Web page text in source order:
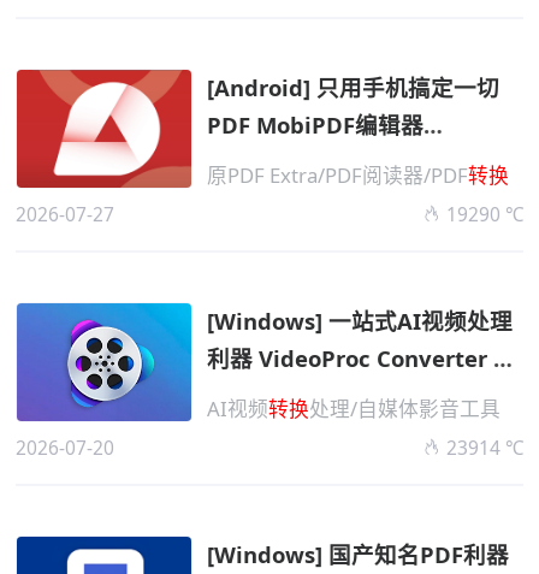
[Android] 只用手机搞定一切
PDF MobiPDF编辑器
v11.16.270612 高级版
原PDF Extra/PDF阅读器/PDF转换
2026-07-27 19290 ℃
[Windows] 一站式AI视频处理
利器 VideoProc Converter AI
v8.11 便携高级版
AI视频转换处理/自媒体影音工具
2026-07-20 23914 ℃
[Windows] 国产知名PDF利器